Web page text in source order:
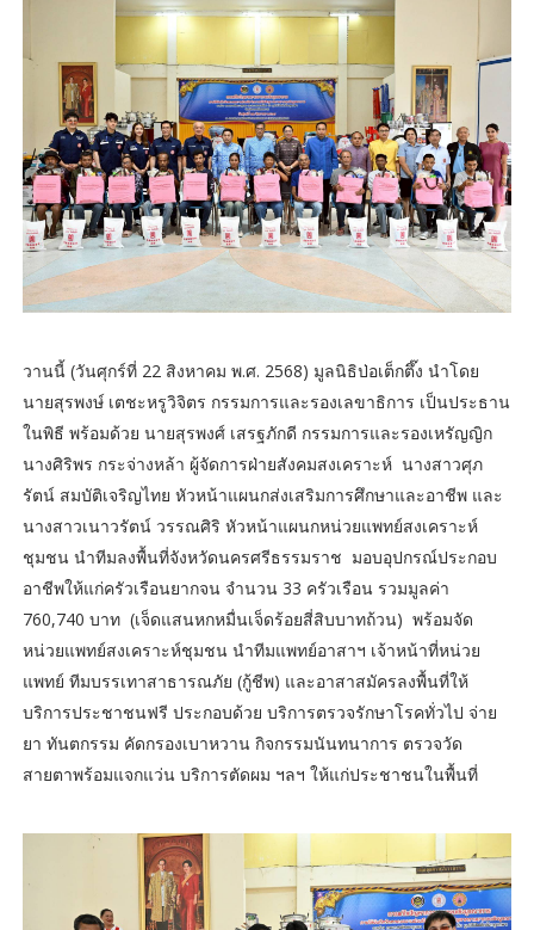
วานนี้ (วันศุกร์ที่ 22 สิงหาคม พ.ศ. 2568) มูลนิธิป่อเต็กตึ๊ง นำโดย
นายสุรพงษ์ เตชะหรูวิจิตร กรรมการและรองเลขาธิการ เป็นประธาน
ในพิธี พร้อมด้วย นายสุรพงศ์ เสรฐภักดี กรรมการและรองเหรัญญิก
นางศิริพร กระจ่างหล้า ผู้จัดการฝ่ายสังคมสงเคราะห์ นางสาวศุภ
รัตน์ สมบัติเจริญไทย หัวหน้าแผนกส่งเสริมการศึกษาและอาชีพ และ
นางสาวเนาวรัตน์ วรรณศิริ หัวหน้าแผนกหน่วยแพทย์สงเคราะห์
ชุมชน นำทีมลงพื้นที่จังหวัดนครศรีธรรมราช มอบอุปกรณ์ประกอบ
อาชีพให้แก่ครัวเรือนยากจน จำนวน 33 ครัวเรือน รวมมูลค่า
760,740 บาท (เจ็ดแสนหกหมื่นเจ็ดร้อยสี่สิบบาทถ้วน) พร้อมจัด
หน่วยแพทย์สงเคราะห์ชุมชน นำทีมแพทย์อาสาฯ เจ้าหน้าที่หน่วย
แพทย์ ทีมบรรเทาสาธารณภัย (กู้ชีพ) และอาสาสมัครลงพื้นที่ให้
บริการประชาชนฟรี ประกอบด้วย บริการตรวจรักษาโรคทั่วไป จ่าย
ยา ทันตกรรม คัดกรองเบาหวาน กิจกรรมนันทนาการ ตรวจวัด
สายตาพร้อมแจกแว่น บริการตัดผม ฯลฯ ให้แก่ประชาชนในพื้นที่